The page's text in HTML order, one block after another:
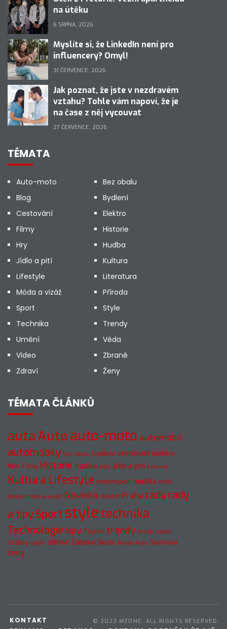
na útěku
6 SRPNA, 2026
Myslíte si, že LinkedIn není pro
influencery? Omyl!
31 ČERVENCE, 2026
Jak poznat, že jste v nezdravém
vztahu? Tohle vám napoví, že je
na čase z něj vycouvat
27 ČERVENCE, 2026
TÉMATA
Auto-moto
Bez obalu
Blog
Bydlení
Cestování
Elektro
Filmy
Historie
Hry
Hudba
Jídlo a pití
Kultura
Lifestyle
Literatura
Móda a vizáž
Příroda
Sport
Style
Technika
Trendy
Umění
Věda
Video
Zbraně
Zdraví
Ženy
TÉMATA ČLÁNKŮ
autaAutoauto-moto automobil
automobily bez obalu bydlení cestování elektro
film Filmy Historie hudba jídlo jídlo a pití koncert
Kultura Lifestyle motorsport muzika muži
Móda móda a vizáž Novinka návod Praha radyrady
a tipySport styletechnika
Technologie tipy Toyota trendy Video vztah
vztahy výběr zdraví Zábava Škoda Škoda Auto Škodovka
ženy
© 2023 MZONE. ALL RIGHTS RESERVED.
KONTAKT